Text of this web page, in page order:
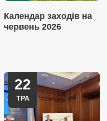
Календар заходів на
червень 2026
22
ТРА